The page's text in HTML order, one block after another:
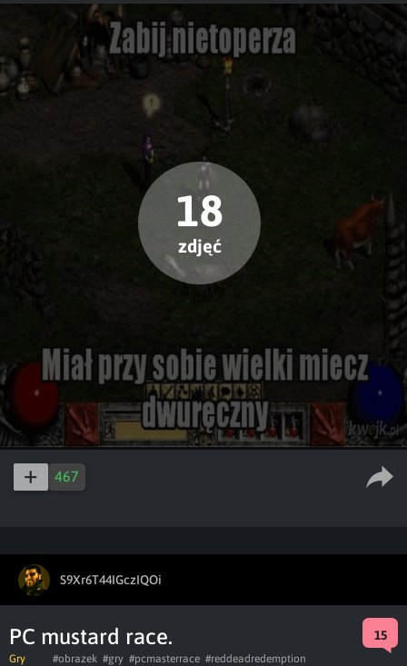
18
zdjęć
467
S9Xr6T44IGczIQOi
PC mustard race. 15
Gry #obrazek #gry #pcmasterrace #reddeadredemption